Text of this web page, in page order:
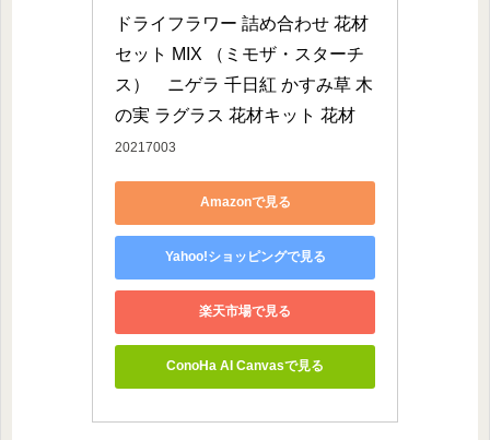
ドライフラワー 詰め合わせ 花材
セット MIX （ミモザ・スターチ
ス）　ニゲラ 千日紅 かすみ草 木
の実 ラグラス 花材キット 花材
20217003
Amazonで見る
Yahoo!ショッピングで見る
楽天市場で見る
ConoHa AI Canvasで見る